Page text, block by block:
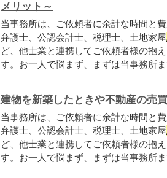
メリット～
当事務所は、ご依頼者に余計な時間と
弁護士、公認会計士、税理士、土地家屋
ど、他士業と連携してご依頼者様の抱
す。お一人で悩まず、まずは当事務所ま
建物を新築したときや不動産の売
当事務所は、ご依頼者に余計な時間と
弁護士、公認会計士、税理士、土地家屋
ど、他士業と連携してご依頼者様の抱
す。お一人で悩まず、まずは当事務所ま